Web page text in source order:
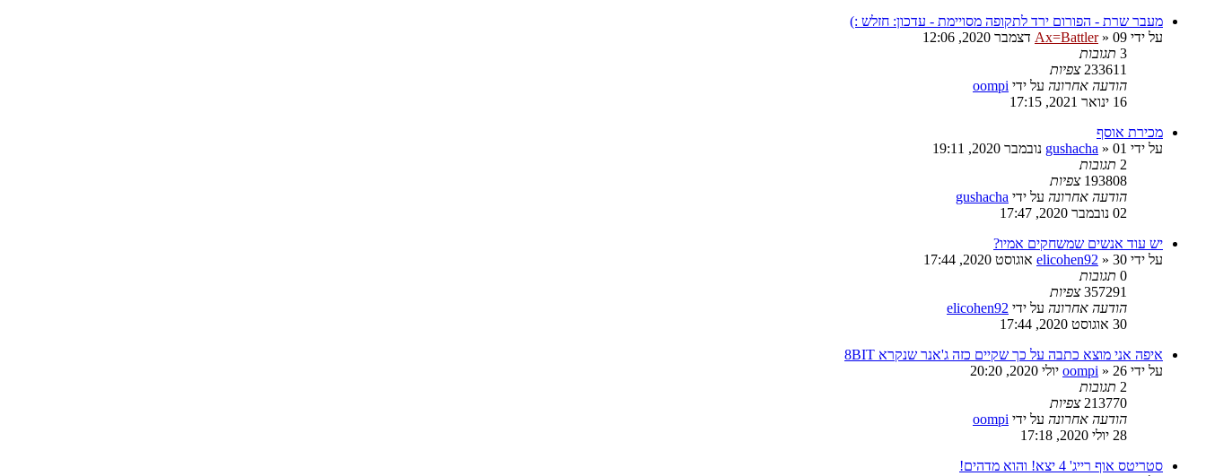
מעבר שרת - הפורום ירד לתקופה מסויימת - עדכון: חזלש :)
על ידי
Ax=Battler» 09 דצמבר 2020, 12:06
3 תגובות
233611 צפיות
הודעה אחרונה על ידי oompi
16 ינואר 2021, 17:15
מכירת אוסף
על ידי
gushacha » 01 נובמבר 2020, 19:11
2 תגובות
193808 צפיות
הודעה אחרונה על ידי gushacha
02 נובמבר 2020, 17:47
יש עוד אנשים שמשחקים אמיו?
על ידי
elicohen92 » 30 אוגוסט 2020, 17:44
0 תגובות
357291 צפיות
הודעה אחרונה על ידי elicohen92
30 אוגוסט 2020, 17:44
איפה אני מוצא כתבה על כך שקיים כזה ג'אנר שנקרא 8BIT
על ידי
oompi » 26 יולי 2020, 20:20
2 תגובות
213770 צפיות
הודעה אחרונה על ידי oompi
28 יולי 2020, 17:18
סטריטס אוף רייג' 4 יצא! והוא מדהים!